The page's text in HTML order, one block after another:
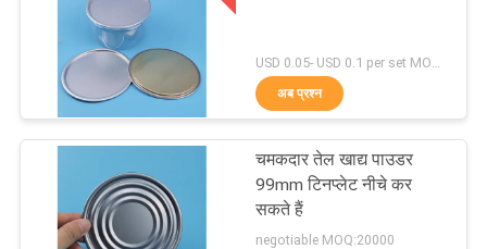
कारखाना
भ्रमण
प्लास्टिक पेय जार
46
USD 0.05- USD 0.1 per set MOQ:10000 पीसीएस
अब प्रश्न
चमकदार तेल खाद्य पाउडर
99mm टिनप्लेट नीचे कर
सकते हैं
negotiable MOQ:20000